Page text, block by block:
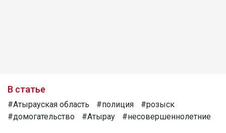
В статье
#Атырауская область #полиция
#розыск
#домогательство
#Атырау #несовершеннолетние